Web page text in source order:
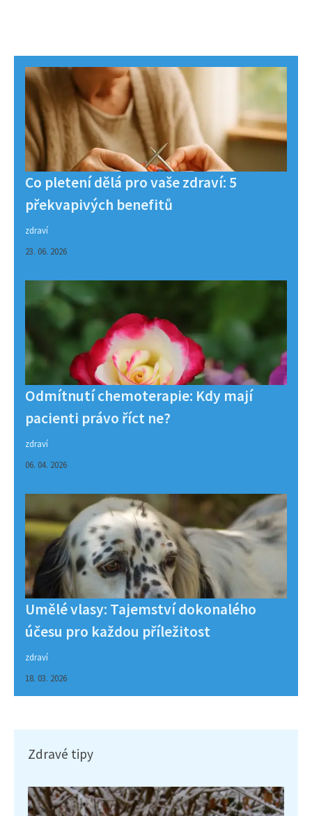
Co pletení dělá pro vaše zdraví: 5
překvapivých benefitů
zdraví
23. 06. 2026
Odmítnutí chemoterapie: Kdy mají
pacienti právo říct ne?
zdraví
06. 04. 2026
Umělé vlasy: Tajemství dokonalého
účesu pro každou příležitost
zdraví
18. 03. 2026
Zdravé tipy